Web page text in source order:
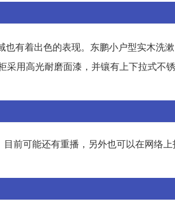
也有着出色的表现。东鹏小户型实木洗
用高光耐磨面漆，并镶有上下拉式不
前可能还有重播，另外也可以在网络